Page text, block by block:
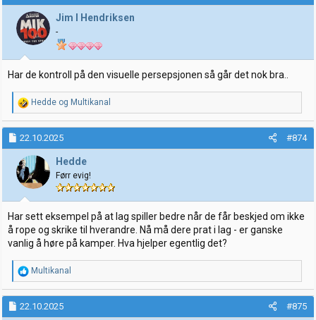
Jim I Hendriksen
-
Har de kontroll på den visuelle persepsjonen så går det nok bra..
R
e
a
k
j
o
n
e
r
:
Hedde og Multikanal
22.10.2025 #874
Hedde
Førr evig!
Har sett eksempel på at lag spiller bedre når de får beskjed om ikke
å rope og skrike til hverandre. Nå må dere prat i lag - er ganske
vanlig å høre på kamper. Hva hjelper egentlig det?
R
e
a
k
Multikanal
22.10.2025 #875